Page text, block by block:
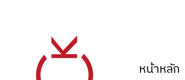
หน้าหลัก